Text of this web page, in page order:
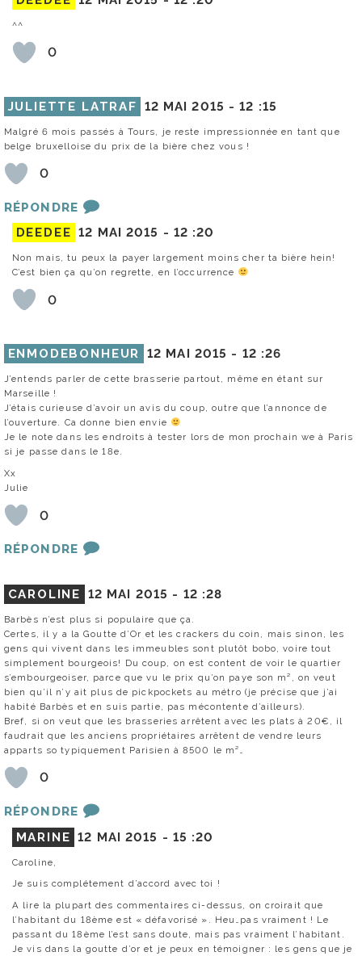
^^
0
JULIETTE LATRAF 12 MAI 2015 -12 :15
Malgré 6 mois passés à Tours, je reste impressionnée en tant que
belge bruxelloise du prix de la bière chez vous !
0
RÉPONDRE
DEEDEE 12 MAI 2015 - 12 :20
Non mais, tu peux la payer largement moins cher ta bière hein!
C’est bien ça qu’on regrette, en l’occurrence
0
ENMODEBONHEUR 12 MAI 2015 - 12 :26
J’entends parler de cette brasserie partout, même en étant sur
Marseille !
J’étais curieuse d’avoir un avis du coup, outre que l’annonce de
l’ouverture. Ca donne bien envie
Je le note dans les endroits à tester lors de mon prochain we à Paris
si je passe dans le 18e.
Xx
Julie
0
RÉPONDRE
CAROLINE 12 MAI 2015 - 12 :28
Barbès n’est plus si populaire que ça.
Certes, il y a la Goutte d’Or et les crackers du coin, mais sinon, les
gens qui vivent dans les immeubles sont plutôt bobo, voire tout
simplement bourgeois! Du coup, on est content de voir le quartier
s’embourgeoiser, parce que vu le prix qu’on paye son m², on veut
bien qu’il n’y ait plus de pickpockets au métro (je précise que j’ai
habité Barbès et en suis partie, pas mécontente d’ailleurs).
Bref, si on veut que les brasseries arrêtent avec les plats à 20€, il
faudrait que les anciens propriétaires arrêtent de vendre leurs
apparts so typiquement Parisien à 8500 le m²…
0
RÉPONDRE
MARINE 12 MAI 2015 - 15 :20
Caroline,
Je suis complétement d’accord avec toi !
A lire la plupart des commentaires ci-dessus, on croirait que
l’habitant du 18ème est « défavorisé ». Heu…pas vraiment ! Le
passant du 18ème l’est sans doute, mais pas vraiment l’habitant.
Je vis dans la goutte d’or et je peux en témoigner : les gens que je